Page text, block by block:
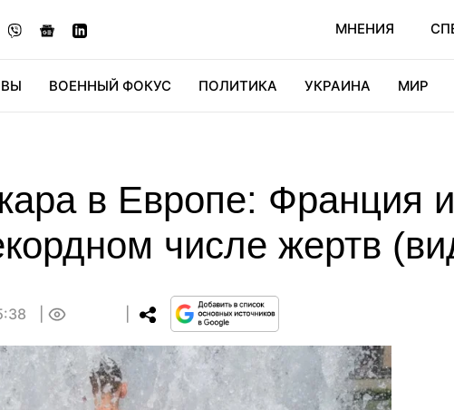
МНЕНИЯ
ВОЕННЫЙ ФОКУС ПОЛИТИКА УКРАИНА МИР
в Европе: Франция
числе жертв